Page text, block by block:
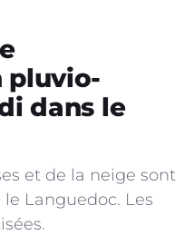
pluvio-
dans le
et de la neige sont
Languedoc. Les